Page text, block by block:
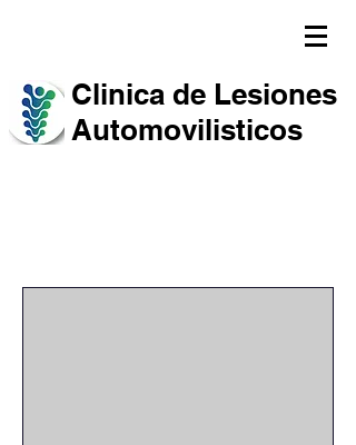
Clinica de Lesiones
Automovilisticos